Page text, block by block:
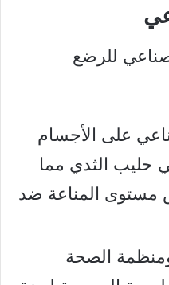
للرضع
على الأجسام
حليب الثدي مما
مستوى المناعة ضد
الصحة